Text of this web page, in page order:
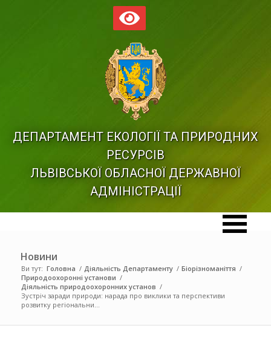
ДЕПАРТАМЕНТ ЕКОЛОГІЇ ТА ПРИРОДНИХ
РЕСУРСІВ
ЛЬВІВСЬКОЇ ОБЛАСНОЇ ДЕРЖАВНОЇ
АДМІНІСТРАЦІЇ
Новини
Ви тут: Головна / Діяльність Департаменту / Біорізноманіття /
Природоохоронні установи /
Діяльність природоохоронних установ /
Зустріч заради природи: нарада про виклики та перспективи
розвитку регіональни...